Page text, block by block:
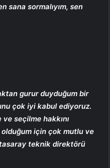
sana sormalıyım, sen
gurur duyduğum bir
çok iyi kabul ediyoruz.
seçilme hakkını
olduğum için çok mutlu ve
teknik direktörü